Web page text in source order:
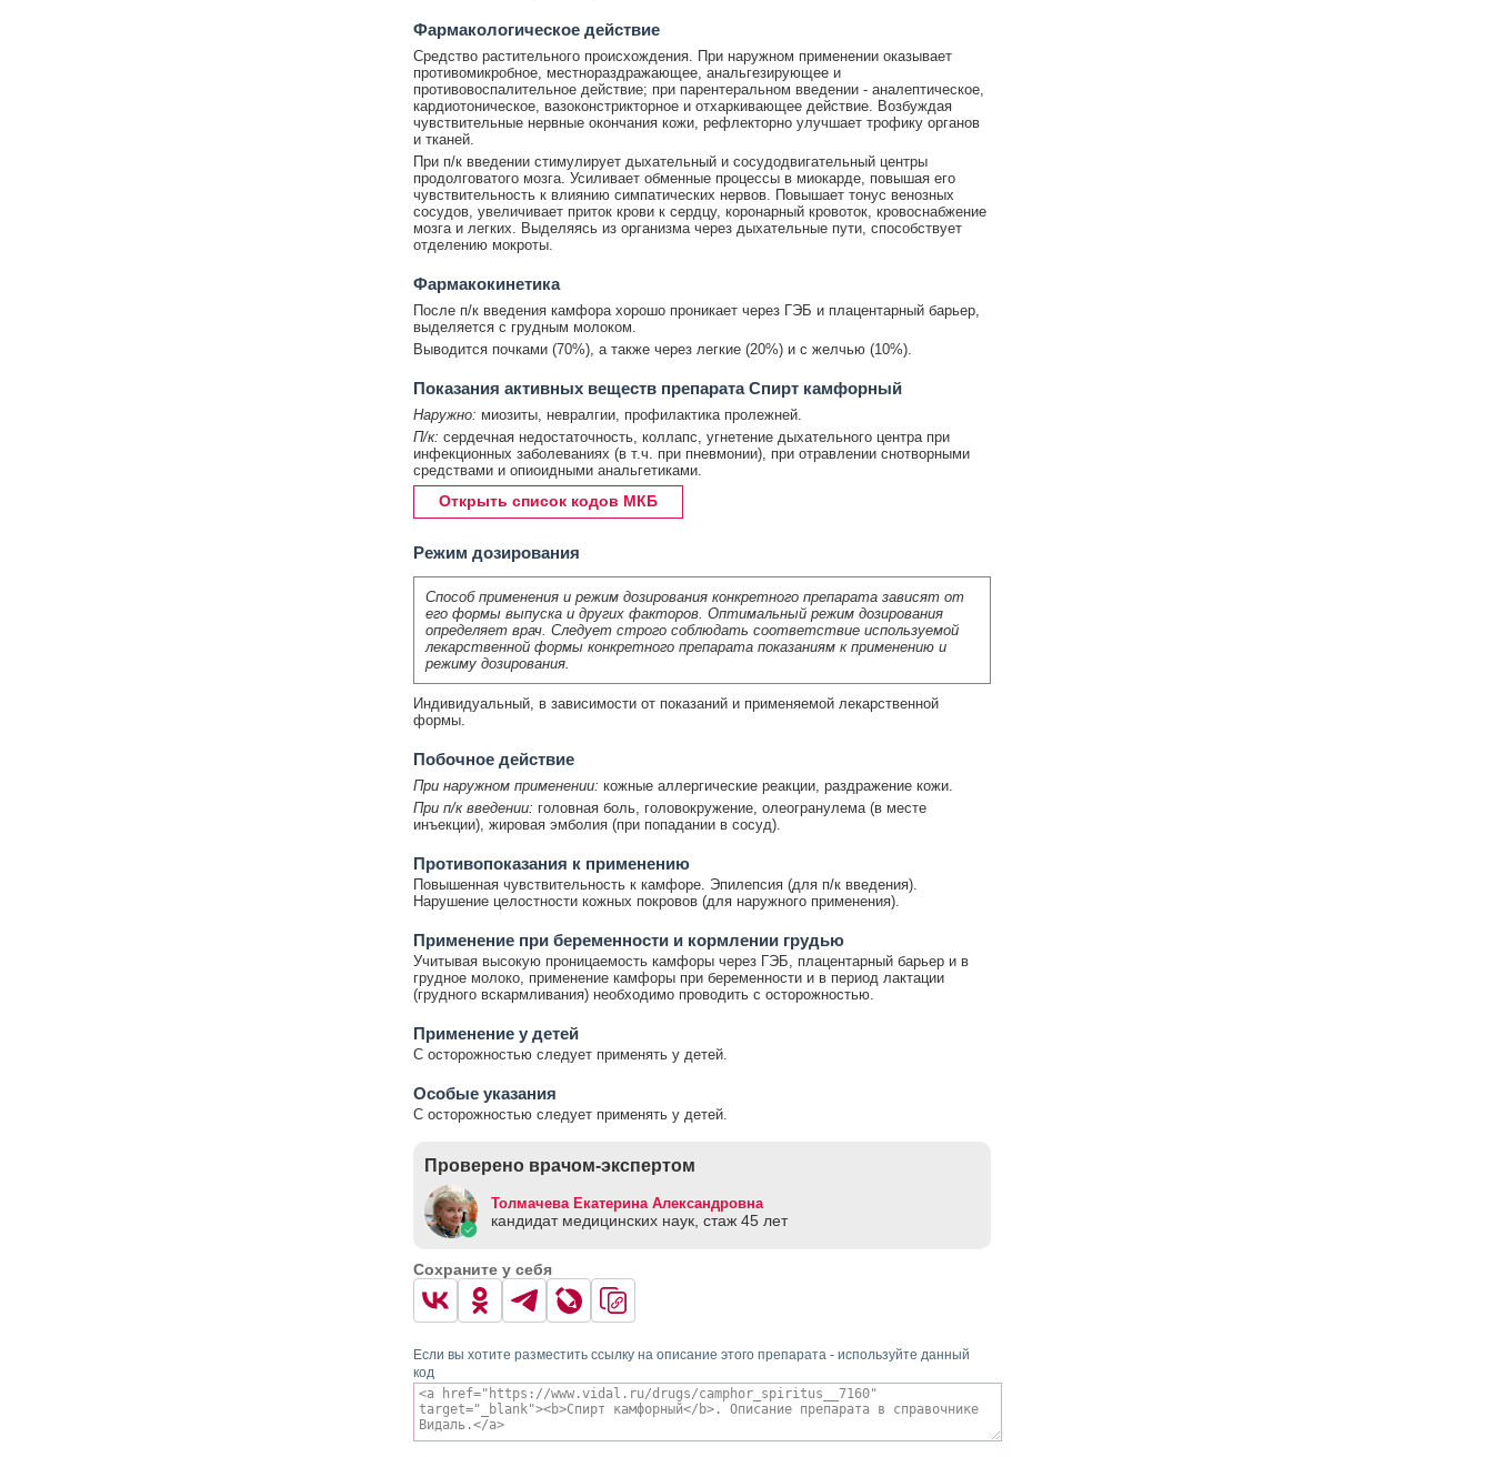
Фармакологическое действие
Средство растительного происхождения. При наружном применении оказывает
противомикробное, местнораздражающее, анальгезирующее и
противовоспалительное действие; при парентеральном введении - аналептическое,
кардиотоническое, вазоконстрикторное и отхаркивающее действие. Возбуждая
чувствительные нервные окончания кожи, рефлекторно улучшает трофику органов
и тканей.
При п/к введении стимулирует дыхательный и сосудодвигательный центры
продолговатого мозга. Усиливает обменные процессы в миокарде, повышая его
чувствительность к влиянию симпатических нервов. Повышает тонус венозных
сосудов, увеличивает приток крови к сердцу, коронарный кровоток, кровоснабжение
мозга и легких. Выделяясь из организма через дыхательные пути, способствует
отделению мокроты.
Фармакокинетика
После п/к введения камфора хорошо проникает через ГЭБ и плацентарный барьер,
выделяется с грудным молоком.
Выводится почками (70%), а также через легкие (20%) и с желчью (10%).
Показания активных веществ препарата Спирт камфорный
Наружно: миозиты, невралгии, профилактика пролежней.
П/к: сердечная недостаточность, коллапс, угнетение дыхательного центра при
инфекционных заболеваниях (в т.ч. при пневмонии), при отравлении снотворными
средствами и опиоидными анальгетиками.
Открыть список кодов МКБ
Режим дозирования
Способ применения и режим дозирования конкретного препарата зависят от
его формы выпуска и других факторов. Оптимальный режим дозирования
определяет врач. Следует строго соблюдать соответствие используемой
лекарственной формы конкретного препарата показаниям к применению и
режиму дозирования.
Индивидуальный, в зависимости от показаний и применяемой лекарственной
формы.
Побочное действие
При наружном применении: кожные аллергические реакции, раздражение кожи.
При п/к введении: головная боль, головокружение, олеогранулема (в месте
инъекции), жировая эмболия (при попадании в сосуд).
Противопоказания к применению
Повышенная чувствительность к камфоре. Эпилепсия (для п/к введения).
Нарушение целостности кожных покровов (для наружного применения).
Применение при беременности и кормлении грудью
Учитывая высокую проницаемость камфоры через ГЭБ, плацентарный барьер и в
грудное молоко, применение камфоры при беременности и в период лактации
(грудного вскармливания) необходимо проводить с осторожностью.
Применение у детей
С осторожностью следует применять у детей.
Особые указания
С осторожностью следует применять у детей.
Проверено врачом-экспертом
Толмачева Екатерина Александровна
кандидат медицинских наук, стаж 45 лет
Сохраните у себя
Если вы хотите разместить ссылку на описание этого препарата - используйте данный
код